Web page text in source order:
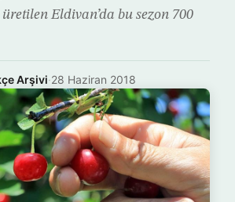
Eldivan’da bu sezon 700
Arşivi·28 Haziran 2018